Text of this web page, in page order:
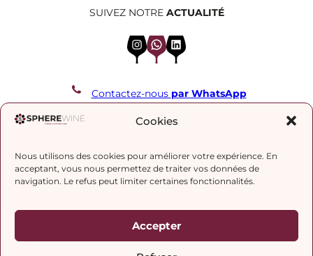
Cookies
Nous utilisons des cookies pour améliorer votre expérience. En
acceptant, vous nous permettez de traiter vos données de
navigation. Le refus peut limiter certaines fonctionnalités.
Accepter
SUIVEZ NOTRE ACTUALITÉ
InstagramWhatsApp LinkedIn
Contactez-nous par WhatsApp
REJOIGNEZ NOTRE LISTE DE DIFFUSION
politique de confidentialité.